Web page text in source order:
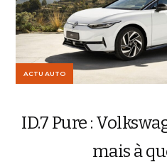
ACTU AUTO
ID.7 Pure :
mais à